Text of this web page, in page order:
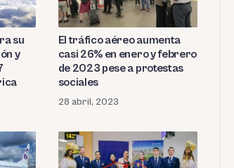
su
y
El tráfico aéreo aumenta
casi 26% en enero y febrero
de 2023 pese a protestas
sociales
28 abril, 2023